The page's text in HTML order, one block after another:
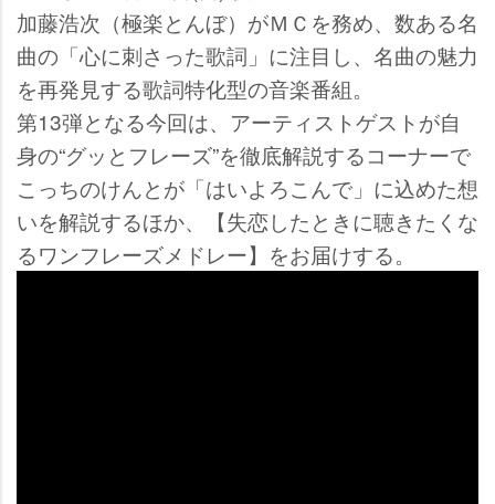
加藤浩次（極楽とんぼ）がＭＣを務め、数ある名
曲の「心に刺さった歌詞」に注目し、名曲の魅力
を再発見する歌詞特化型の音楽番組。
第13弾となる今回は、アーティストゲストが自
身の“グッとフレーズ”を徹底解説するコーナーで
こっちのけんとが「はいよろこんで」に込めた想
いを解説するほか、【失恋したときに聴きたくな
るワンフレーズメドレー】をお届けする。